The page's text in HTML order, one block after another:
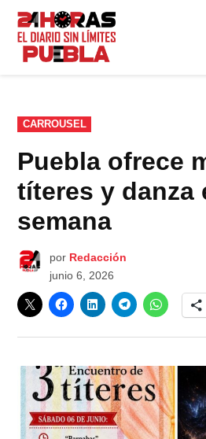
Saltar
contenido
PUBLICADO
EN
CARROUSEL
Puebla ofrece
títeres y danza
semana
por Redacción
junio 6, 2026